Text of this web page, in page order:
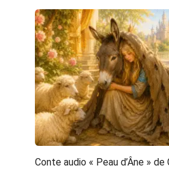
Conte audio « Peau d’Âne »